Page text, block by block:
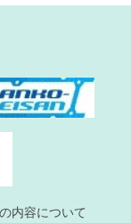
内容について